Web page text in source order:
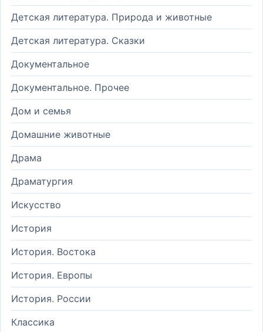
Детская литература. Природа и животные
Детская литература. Сказки
Документальное
Документальное. Прочее
Дом и семья
Домашние животные
Драма
Драматургия
Искусство
История
История. Востока
История. Европы
История. России
Классика